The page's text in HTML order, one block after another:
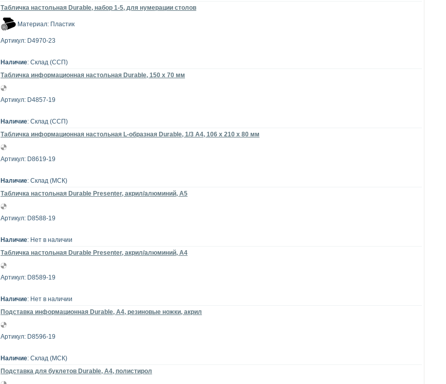
Табличка настольная Durable, набор 1-5, для нумерации столов
Материал: Пластик
Артикул: D4970-23
Наличие: Склад (ССП)
Табличка информационная настольная Durable, 150 x 70 мм
Артикул: D4857-19
Наличие: Склад (ССП)
Табличка информационная настольная L-образная Durable, 1/3 А4, 106 x 210 x 80 мм
Артикул: D8619-19
Наличие: Склад (МСК)
Табличка настольная Durable Presenter, акрил/алюминий, А5
Артикул: D8588-19
Наличие: Нет в наличии
Табличка настольная Durable Presenter, акрил/алюминий, А4
Артикул: D8589-19
Наличие: Нет в наличии
Подставка информационная Durable, А4, резиновые ножки, акрил
Артикул: D8596-19
Наличие: Склад (МСК)
Подставка для буклетов Durable, А4, полистирол